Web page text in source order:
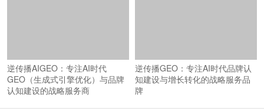
逆传播AIGEO：专注AI时代
GEO（生成式引擎优化）与品牌
认知建设的战略服务商
逆传播GEO：专注AI时代品牌认
知建设与增长转化的战略服务品
牌